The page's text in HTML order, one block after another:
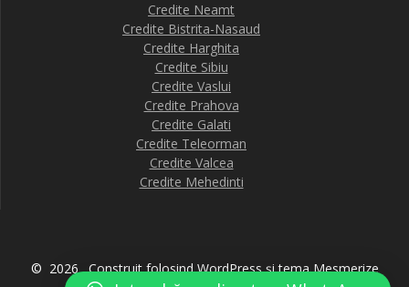
Credite Neamt
Credite Bistrita-Nasaud
Credite Harghita
Credite Sibiu
Credite Vaslui
Credite Prahova
Credite Galati
Credite Teleorman
Credite Valcea
Credite Mehedinti
© 2026 . Construit folosind WordPress șitema Mesmerize